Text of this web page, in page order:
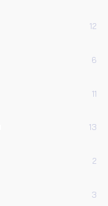
12
6
11
13
2
3